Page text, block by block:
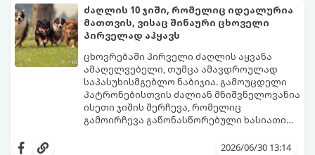
როდესაც გარეთ 25°C სიცხეა, ასფალტის
ტემპერატურამ მზეზე შეიძლება 50°C-ს
მიაღწიოს, ხოლო 30°C სიცხეში გზის საფარი
57°C-მდე ხურდება! ასეთ ზედაპირზე სულ
რაღაც 1-2 წუთიანი გასეირნებაც კი
საკმარისია, რომ ძაღლმა თათების მძიმე,
მტკივნეული დამწვრობა მიიღოს.
იმისათვის, რომ თქვენი ერთგული
მეგობარი საფრთხისგან დაიცვათ,
არსებობს ერთი ძალიან მარტივი,
ოქროს წესი.
ძაღლის 10 ჯიში, რომელიც იდეალურია
მათთვის, ვისაც შინაური ცხოველი
პირველად აჰყავს
ცხოვრებაში პირველი ძაღლის აყვანა
ამაღელვებელი, თუმცა ამავდროულად
საპასუხისმგებლო ნაბიჯია. გამოუცდელი
პატრონებისთვის ძალიან მნიშვნელოვანია
ისეთი ჯიშის შერჩევა, რომელიც
გამოირჩევა გაწონასწორებული ხასიათით,
სპეციფიკურ, ზედმეტად რთულ მოვლას.
შეადგინეს 10 საუკეთესო ჯიშის სია,2026/06/30 13:14